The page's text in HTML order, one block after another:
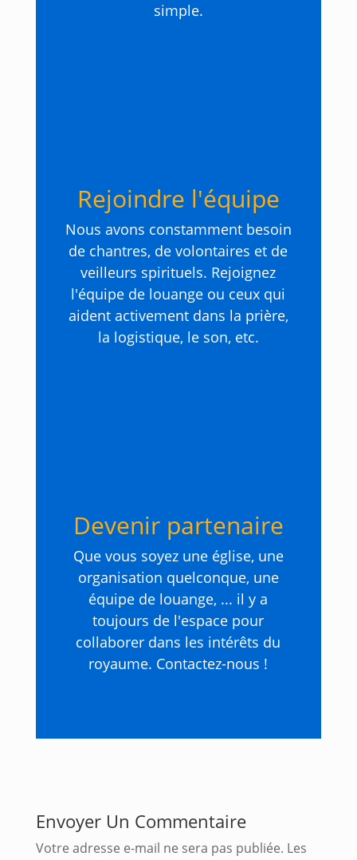
simple.
Rejoindre l'équipe
Nous avons constamment besoin
de chantres, de volontaires et de
veilleurs spirituels. Rejoignez
l'équipe de louange ou ceux qui
aident activement dans la prière,
la logistique, le son, etc.
Devenir partenaire
Que vous soyez une église, une
organisation quelconque, une
équipe de louange, ... il y a
toujours de l'espace pour
collaborer dans les intérêts du
royaume. Contactez-nous !
Envoyer Un Commentaire
Votre adresse e-mail ne sera pas publiée. Les